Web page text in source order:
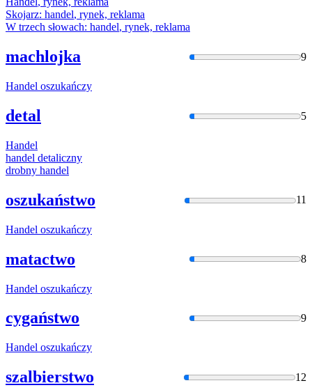
Skojarz: handel, rynek, reklama
W trzech słowach: handel, rynek, reklama
machlojka 9
Handel oszukańczy
detal 5
Handel
handel detaliczny
drobny handel
oszukaństwo 11
Handel oszukańczy
matactwo 8
Handel oszukańczy
cygaństwo 9
Handel oszukańczy
szalbierstwo 12